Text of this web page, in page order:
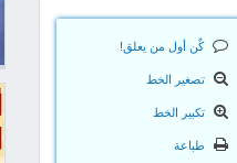
كٌن أول من يعلق!
تصغير الخط
تكبير الخط
طباعة